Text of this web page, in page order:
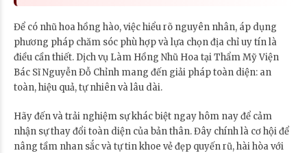
Để có nhũ hoa hồng hào, việc hiểu rõ nguyên nhân, áp dụng
phương pháp chăm sóc phù hợp và lựa chọn địa chỉ uy tín là
điều cần thiết. Dịch vụ Làm Hồng Nhũ Hoa tại Thẩm Mỹ Viện
Bác Sĩ Nguyễn Đỗ Chỉnh mang đến giải pháp toàn diện: an
toàn, hiệu quả, tự nhiên và lâu dài.
Hãy đến và trải nghiệm sự khác biệt ngay hôm nay để cảm
nhận sự thay đổi toàn diện của bản thân. Đây chính là cơ hội để
nâng tầm nhan sắc và tự tin khoe vẻ đẹp quyến rũ, hài hòa với